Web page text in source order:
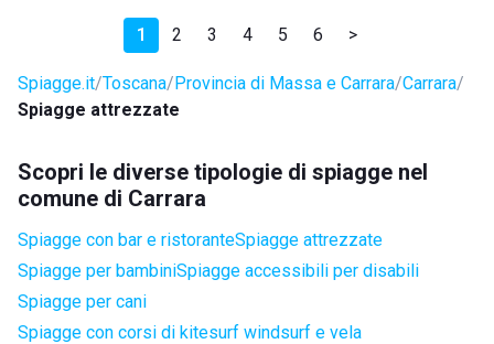
1 2 3 4 5 6 >
Spiagge.it Toscana Provincia di Massa e Carrara Carrara
Spiagge attrezzate
Scopri le diverse tipologie di spiagge nel
comune di Carrara
Spiagge con bar e ristoranteSpiagge attrezzate
Spiagge per bambiniSpiagge accessibili per disabili
Spiagge per cani
Spiagge con corsi di kitesurf windsurf e vela